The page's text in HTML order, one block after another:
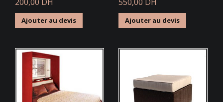
3.00
sur 5
Ajouter au devis
sur 5
Ajouter au devis